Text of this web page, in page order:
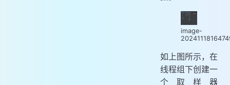
image-
如上图所示，在
线程组下创建一
个取样器